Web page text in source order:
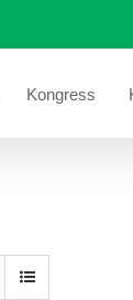
Kongress